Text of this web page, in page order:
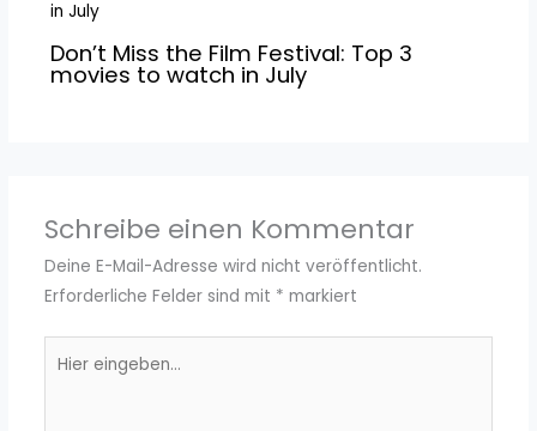
Don’t Miss the Film Festival: Top 3
movies to watch in July
Schreibe einen Kommentar
Deine E-Mail-Adresse wird nicht veröffentlicht.
Erforderliche Felder sind mit * markiert
eingeben…